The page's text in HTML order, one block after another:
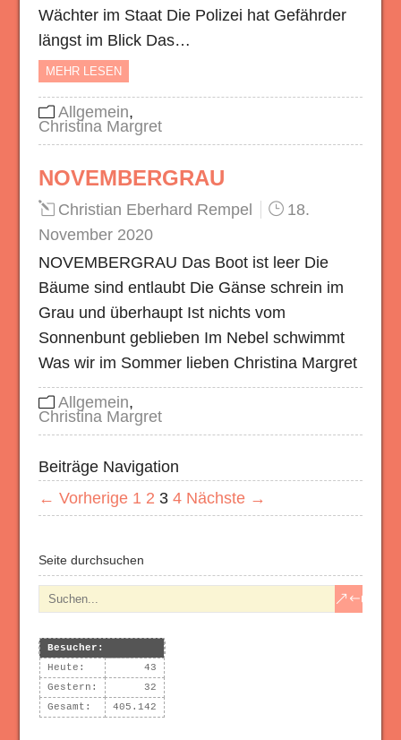
Wächter im Staat Die Polizei hat Gefährder
längst im Blick Das…
MEHR LESEN
Allgemein,
Christina Margret
NOVEMBERGRAU
Christian Eberhard Rempel
18.
November 2020
NOVEMBERGRAU Das Boot ist leer Die
Bäume sind entlaubt Die Gänse schrein im
Grau und überhaupt Ist nichts vom
Sonnenbunt geblieben Im Nebel schwimmt
Was wir im Sommer lieben Christina Margret
Allgemein,
Christina Margret
Beiträge Navigation
← Vorherige 1 2 3 4 Nächste →
Seite durchsuchen
Besucher:
Heute:
43
Gestern:
32
Gesamt:
405.142